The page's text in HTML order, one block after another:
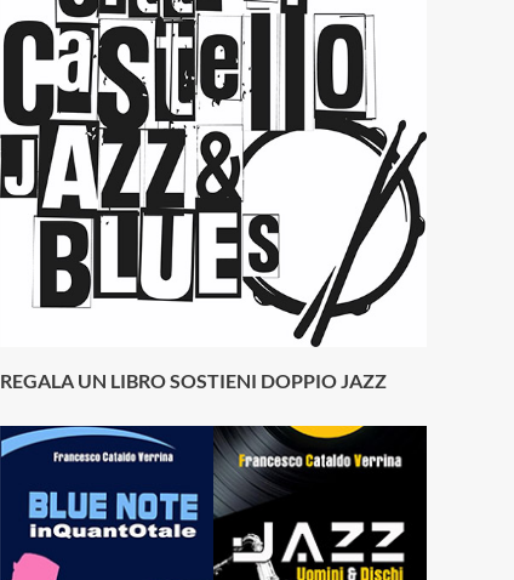
REGALA UN LIBRO SOSTIENI DOPPIO JAZZ